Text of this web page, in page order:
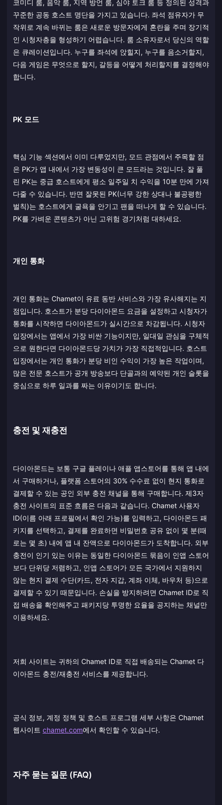
코미디 룸, 음악 룸, 지역 방언 룸, 심야 토크 룸 등 정의된 성격과
꾸준한 공동 호스트 명단을 가지고 있습니다. 좌석 점유자가 무
작위로 계속 바뀌는 룸은 새로운 방문자에게 혼란을 주며 장기적
인 시청자층을 형성하기 어렵습니다. 룸 소유자로서 당신의 역할
은 큐레이션입니다. 누구를 좌석에 앉힐지, 누구를 음소거할지,
다음 게임은 무엇으로 할지, 갈등을 어떻게 처리할지를 결정해야
합니다.
PK 모드
핵심 기능 섹션에서 이미 다루었지만, 모드 관점에서 주목할 점
은 PK가 앱 내에서 가장 변동성이 큰 모드라는 것입니다. 잘 풀
린 PK는 중급 호스트에게 평소 일주일 치 수익을 10분 만에 가져
다줄 수 있습니다. 반면 잘못된 PK(너무 강한 상대나 불공평한
벌칙)는 호스트에게 굴욕을 안기고 팬을 떠나게 할 수 있습니다.
PK를 가벼운 콘텐츠가 아닌 고위험 경기처럼 대하세요.
개인 통화
개인 통화는 Chamet이 유료 동반 서비스와 가장 유사해지는 지
점입니다. 호스트가 분당 다이아몬드 요금을 설정하고 시청자가
통화를 시작하면 다이아몬드가 실시간으로 차감됩니다. 시청자
입장에서는 앱에서 가장 비싼 기능이지만, 일대일 관심을 구체적
으로 원한다면 다이아몬드당 가치가 가장 직접적입니다. 호스트
입장에서는 개인 통화가 분당 비인 수익이 가장 높은 작업이며,
많은 전문 호스트가 공개 방송보다 단골과의 예약된 개인 슬롯을
중심으로 하루 일과를 짜는 이유이기도 합니다.
충전 및 재충전
다이아몬드는 보통 구글 플레이나 애플 앱스토어를 통해 앱 내에
서 구매하거나, 플랫폼 스토어의 30% 수수료 없이 현지 통화로
결제할 수 있는 공인 외부 충전 채널을 통해 구매합니다. 제3자
충전 사이트의 표준 흐름은 다음과 같습니다. Chamet 사용자
ID(이름 아래 프로필에서 확인 가능)를 입력하고, 다이아몬드 패
키지를 선택하고, 결제를 완료하면 비밀번호 공유 없이 몇 분(때
로는 몇 초) 내에 앱 내 잔액으로 다이아몬드가 도착합니다. 외부
충전이 인기 있는 이유는 동일한 다이아몬드 묶음이 인앱 스토어
보다 단위당 저렴하고, 인앱 스토어가 모든 국가에서 지원하지
않는 현지 결제 수단(카드, 전자 지갑, 계좌 이체, 바우처 등)으로
결제할 수 있기 때문입니다. 손실을 방지하려면 Chamet ID로 직
접 배송을 확인해주고 패키지당 투명한 요율을 공지하는 채널만
이용하세요.
저희 사이트는 귀하의 Chamet ID로 직접 배송되는 Chamet 다
이아몬드 충전/재충전 서비스를 제공합니다.
공식 정보, 계정 정책 및 호스트 프로그램 세부 사항은 Chamet
웹사이트 chamet.com에서 확인할 수 있습니다.
자주 묻는 질문 (FAQ)